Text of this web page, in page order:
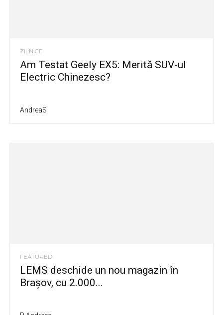
ZILNICE
Am Testat Geely EX5: Merită SUV-ul
Electric Chinezesc?
AndreaS
FEATURED
LEMS deschide un nou magazin în
Brașov, cu 2.000...